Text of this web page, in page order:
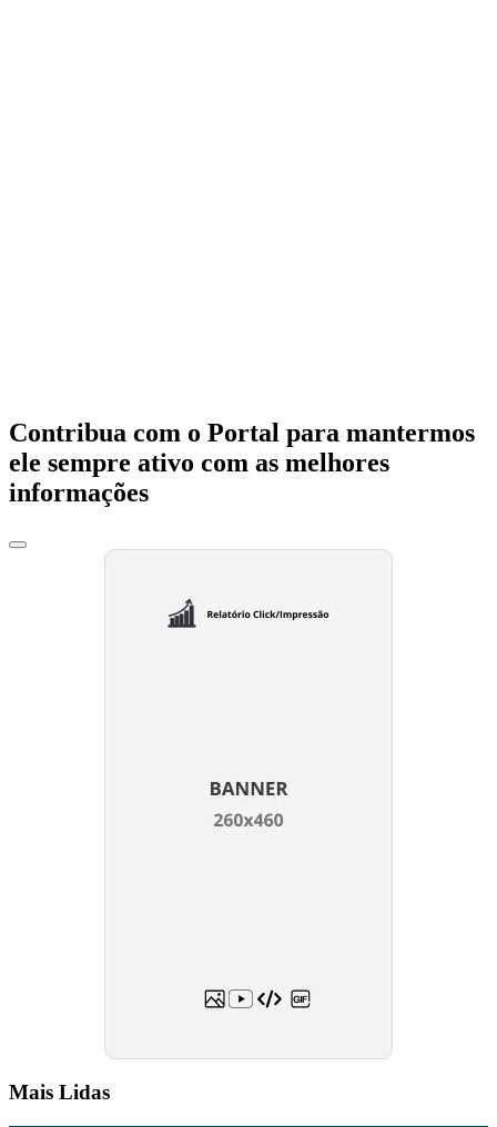
Contribua com o Portal para mantermos
ele sempre ativo com as melhores
informações
Mais Lidas